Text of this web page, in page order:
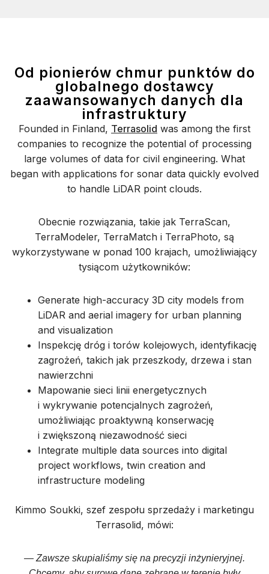
Od pionierów chmur punktów do
globalnego dostawcy
zaawansowanych danych dla
infrastruktury
Founded in Finland, Terrasolid was among the first
companies to recognize the potential of processing
large volumes of data for civil engineering. What
began with applications for sonar data quickly evolved
to handle LiDAR point clouds.
Obecnie rozwiązania, takie jak TerraScan,
TerraModeler, TerraMatch i TerraPhoto, są
wykorzystywane w ponad 100 krajach, umożliwiający
tysiącom użytkowników:
Generate high-accuracy 3D city models from
LiDAR and aerial imagery for urban planning
and visualization
Inspekcję dróg i torów kolejowych, identyfikację
zagrożeń, takich jak przeszkody, drzewa i stan
nawierzchni
Mapowanie sieci linii energetycznych
i wykrywanie potencjalnych zagrożeń,
umożliwiając proaktywną konserwację
i zwiększoną niezawodność sieci
Integrate multiple data sources into digital
project workflows, twin creation and
infrastructure modeling
Kimmo Soukki, szef zespołu sprzedaży i marketingu
Terrasolid, mówi:
— Zawsze skupialiśmy się na precyzji inżynieryjnej.